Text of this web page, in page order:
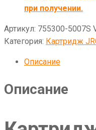
при получении.
Артикул: 755300-5007S
Категория: Картридж
Описание
Описание